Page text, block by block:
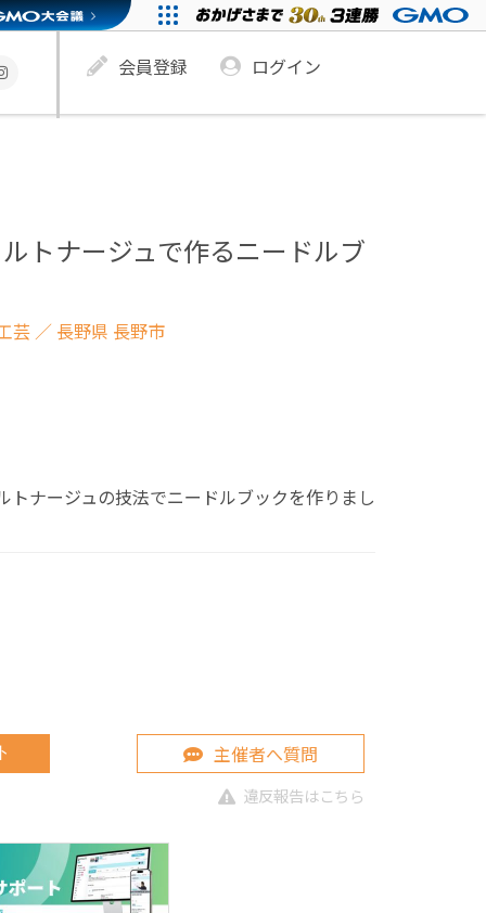
会員登録 ログイン
トナージュで作るニードルブ
芸 ／ 長野県 長野市
トナージュの技法でニードルブックを作りまし
主催者へ質問
違反報告はこちら